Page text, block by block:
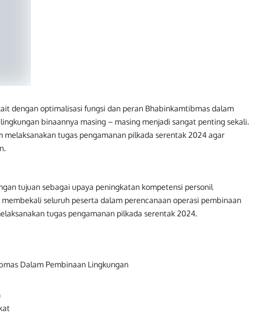
dengan optimalisasi fungsi dan peran Bhabinkamtibmas dalam
binaannya masing – masing menjadi sangat penting sekali.
melaksanakan tugas pengamanan pilkada serentak 2024 agar
tujuan sebagai upaya peningkatan kompetensi personil
seluruh peserta dalam perencanaan operasi pembinaan
tugas pengamanan pilkada serentak 2024.
Dalam Pembinaan Lingkungan